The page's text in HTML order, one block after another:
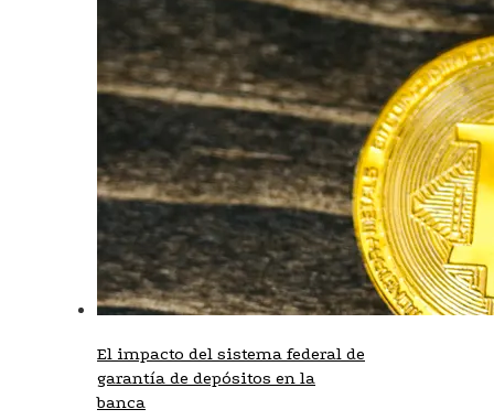
El impacto del sistema federal de
garantía de depósitos en la
banca